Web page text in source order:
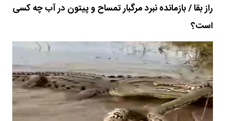
راز بقا / بازمانده نبرد مرگبار تمساح و پیتون در آب چه کسی
است؟